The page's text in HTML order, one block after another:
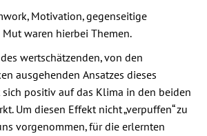
Motivation, gegenseitige
waren hierbei Themen.
wertschätzenden, von den
ausgehenden Ansatzes dieses
positiv auf das Klima in den beiden
Um diesen Effekt nicht „verpuffen“zu
vorgenommen,für die erlernten